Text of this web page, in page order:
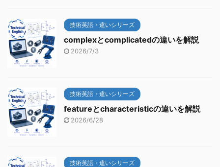
技術英語・違いシリーズ
complexとcomplicatedの違いを解説
2026/7/3
技術英語・違いシリーズ
featureとcharacteristicの違いを解説
2026/6/28
技術英語・違いシリーズ